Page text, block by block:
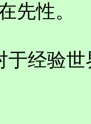
先性。
于经验